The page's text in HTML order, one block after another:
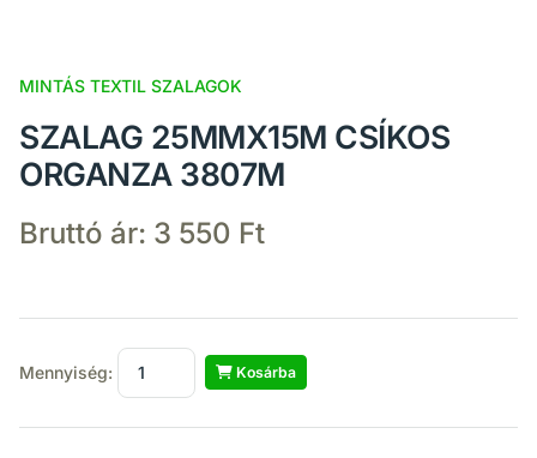
MINTÁS TEXTIL SZALAGOK
SZALAG 25MMX15M CSÍKOS
ORGANZA 3807M
Bruttó ár: 3 550 Ft
Mennyiség: Kosárba